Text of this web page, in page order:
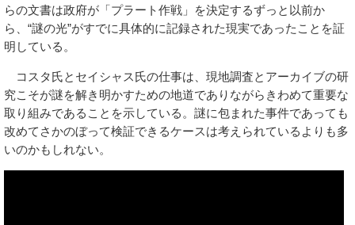
らの文書は政府が「プラート作戦」を決定するずっと以前か
ら、“謎の光”がすでに具体的に記録された現実であったことを証
明している。
コスタ氏とセイシャス氏の仕事は、現地調査とアーカイブの研
究こそが謎を解き明かすための地道でありながらきわめて重要な
取り組みであることを示している。謎に包まれた事件であっても
改めてさかのぼって検証できるケースは考えられているよりも多
いのかもしれない。